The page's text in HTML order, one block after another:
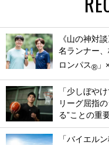
《山の神対
名ランナー
ロンパス®
「少しぼや
リーグ屈指
る”ことの重
「バイエル